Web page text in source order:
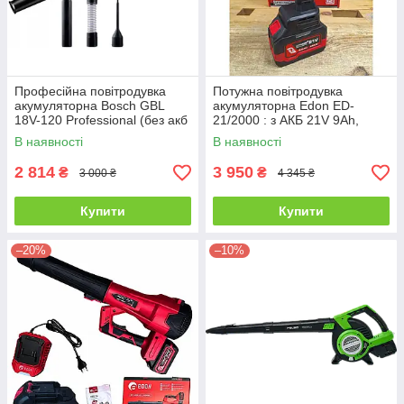
Професійна повітродувка
акумуляторна Bosch GBL
18V-120 Professional (без акб
і з/п)
В наявності
2 814 ₴ 3 000 ₴
Купити
Потужна повітродувка
акумуляторна Edon ED-
21/2000 : з АКБ 21V 9Ah,
турбовентилятор
В наявності
3 950 ₴ 4 345 ₴
Купити
–20% –10%